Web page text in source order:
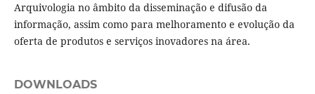
Arquivologia no âmbito da disseminação e difusão da
informação, assim como para melhoramento e evolução da
oferta de produtos e serviços inovadores na área.
DOWNLOADS